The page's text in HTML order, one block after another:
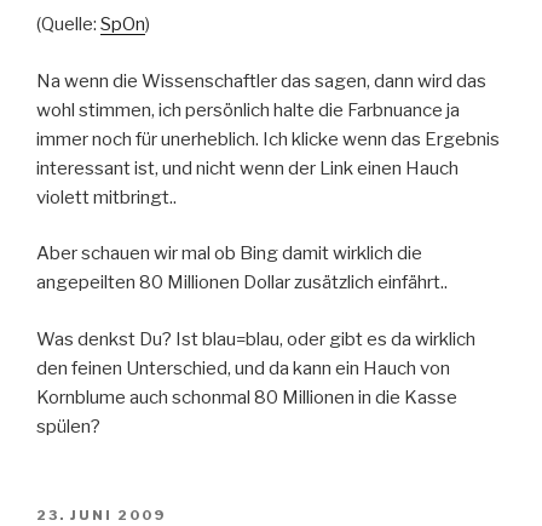
(Quelle: SpOn)
Na wenn die Wissenschaftler das sagen, dann wird das
wohl stimmen, ich persönlich halte die Farbnuance ja
immer noch für unerheblich. Ich klicke wenn das Ergebnis
interessant ist, und nicht wenn der Link einen Hauch
violett mitbringt..
Aber schauen wir mal ob Bing damit wirklich die
angepeilten 80 Millionen Dollar zusätzlich einfährt..
Was denkst Du? Ist blau=blau, oder gibt es da wirklich
den feinen Unterschied, und da kann ein Hauch von
Kornblume auch schonmal 80 Millionen in die Kasse
spülen?
VERÖFFENTLICHT
23. JUNI 2009